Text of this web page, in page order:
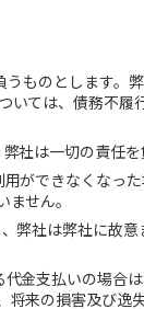
ものとします。
いては、債務不履
社は一切の責任を
ができなくなっ
せん。
弊社は弊社に故
金支払いの場合
来の損害及び逸